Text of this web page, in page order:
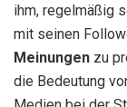
ihm, regelmäßig
mit seinen
Meinungen zu
die Bedeutung